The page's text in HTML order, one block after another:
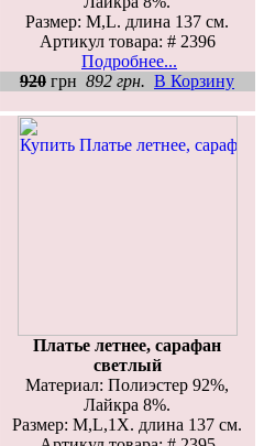
Размер: M,L. длина 137 см.
Артикул товара: # 2396
Подробнее...
920 грн 892 грн. В Корзину
Платье летнее, сарафан
светлый
Материал: Полиэстер 92%,
Лайкра 8%.
Размер: M,L,1X. длина 137 см.